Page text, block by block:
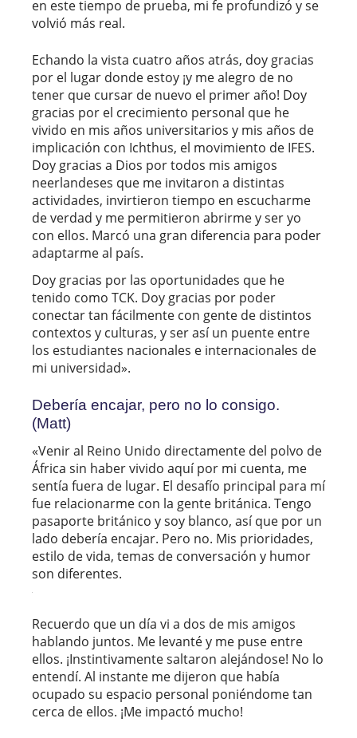
en este tiempo de prueba, mi fe profundizó y se
volvió más real.
Echando la vista cuatro años atrás, doy gracias
por el lugar donde estoy ¡y me alegro de no
tener que cursar de nuevo el primer año! Doy
gracias por el crecimiento personal que he
vivido en mis años universitarios y mis años de
implicación con Ichthus, el movimiento de IFES.
Doy gracias a Dios por todos mis amigos
neerlandeses que me invitaron a distintas
actividades, invirtieron tiempo en escucharme
de verdad y me permitieron abrirme y ser yo
con ellos. Marcó una gran diferencia para poder
adaptarme al país.
Doy gracias por las oportunidades que he
tenido como TCK. Doy gracias por poder
conectar tan fácilmente con gente de distintos
contextos y culturas, y ser así un puente entre
los estudiantes nacionales e internacionales de
mi universidad».
Debería encajar, pero no lo consigo.
(Matt)
«Venir al Reino Unido directamente del polvo de
África sin haber vivido aquí por mi cuenta, me
sentía fuera de lugar. El desafío principal para mí
fue relacionarme con la gente británica. Tengo
pasaporte británico y soy blanco, así que por un
lado debería encajar. Pero no. Mis prioridades,
estilo de vida, temas de conversación y humor
son diferentes.
Recuerdo que un día vi a dos de mis amigos
hablando juntos. Me levanté y me puse entre
ellos. ¡Instintivamente saltaron alejándose! No lo
entendí. Al instante me dijeron que había
ocupado su espacio personal poniéndome tan
cerca de ellos. ¡Me impactó mucho!